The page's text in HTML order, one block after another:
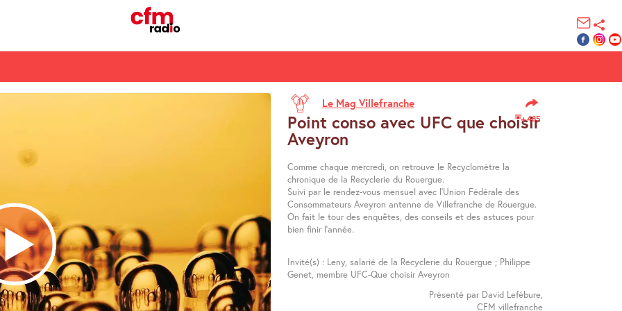
Le Mag Villefranche
485
Point conso avec UFC que choisir
Aveyron
Comme chaque mercredi, on retrouve le Recyclomètre la
chronique de la Recyclerie du Rouergue.
Suivi par le rendez-vous mensuel avec l’Union Fédérale des
Consommateurs Aveyron antenne de Villefranche de Rouergue.
On fait le tour des enquêtes, des conseils et des astuces pour
bien finir l’année.
Invité(s) : Leny, salarié de la Recyclerie du Rouergue ; Philippe
Genet, membre UFC-Que choisir Aveyron
Présenté par David Lefébure,
CFM villefranche